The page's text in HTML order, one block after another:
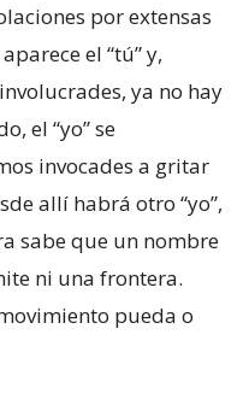
por extensas
el “tú” y,
ya no hay
el “yo” se
invocades a gritar
allí habrá otro “yo”,
sabe que un nombre
ni una frontera.
pueda o